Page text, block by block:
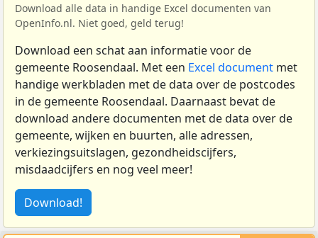
Download alle data in handige Excel documenten van
OpenInfo.nl. Niet goed, geld terug!
Download een schat aan informatie voor de
gemeente Roosendaal. Met een Excel document met
handige werkbladen met de data over de postcodes
in de gemeente Roosendaal. Daarnaast bevat de
download andere documenten met de data over de
gemeente, wijken en buurten, alle adressen,
verkiezingsuitslagen, gezondheidscijfers,
misdaadcijfers en nog veel meer!
Download!